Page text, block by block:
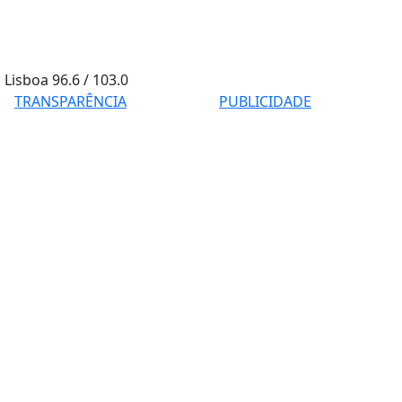
Lisboa96.6 / 103.0
TRANSPARÊNCIA
PUBLICIDADE